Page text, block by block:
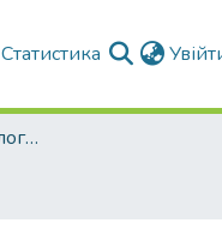
Статистика
Факультет Агротехнологій та екології